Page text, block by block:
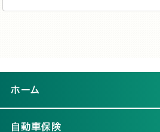
ホーム
自動車保険